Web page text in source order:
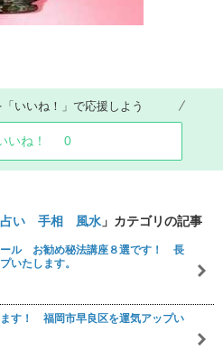
いいね！」で応援しよう
いね！ 0
い 手相 風水 」カテゴリの記事
ール お勧め秘法講座８選です！ 長
いたします。
す！ 福岡市早良区を運気アップい